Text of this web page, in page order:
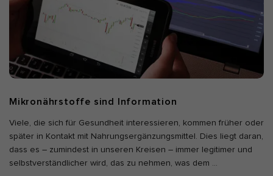
Mikronährstoffe sind Information
Viele, die sich für Gesundheit interessieren, kommen früher oder
später in Kontakt mit Nahrungsergänzungsmittel. Dies liegt daran,
dass es – zumindest in unseren Kreisen – immer legitimer und
selbstverständlicher wird, das zu nehmen, was dem …